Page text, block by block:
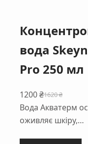
вода
Pro 250 мл
1620₴
Оригінальна
ціна:
1620 ₴.
1200₴
Поточна
ціна:
1200 ₴.
Вода Акватерм
оживляє шкіру,…